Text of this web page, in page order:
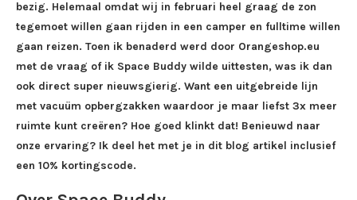
bezig. Helemaal omdat wij in februari heel graag de zon
tegemoet willen gaan rijden in een camper en fulltime willen
gaan reizen. Toen ik benaderd werd door Orangeshop.eu
met de vraag of ik Space Buddy wilde uittesten, was ik dan
ook direct super nieuwsgierig. Want een uitgebreide lijn
met vacuüm opbergzakken waardoor je maar liefst 3x meer
ruimte kunt creëren? Hoe goed klinkt dat! Benieuwd naar
onze ervaring? Ik deel het met je in dit blog artikel inclusief
een 10% kortingscode.